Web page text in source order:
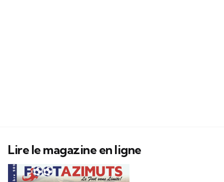
Lire le magazine en ligne